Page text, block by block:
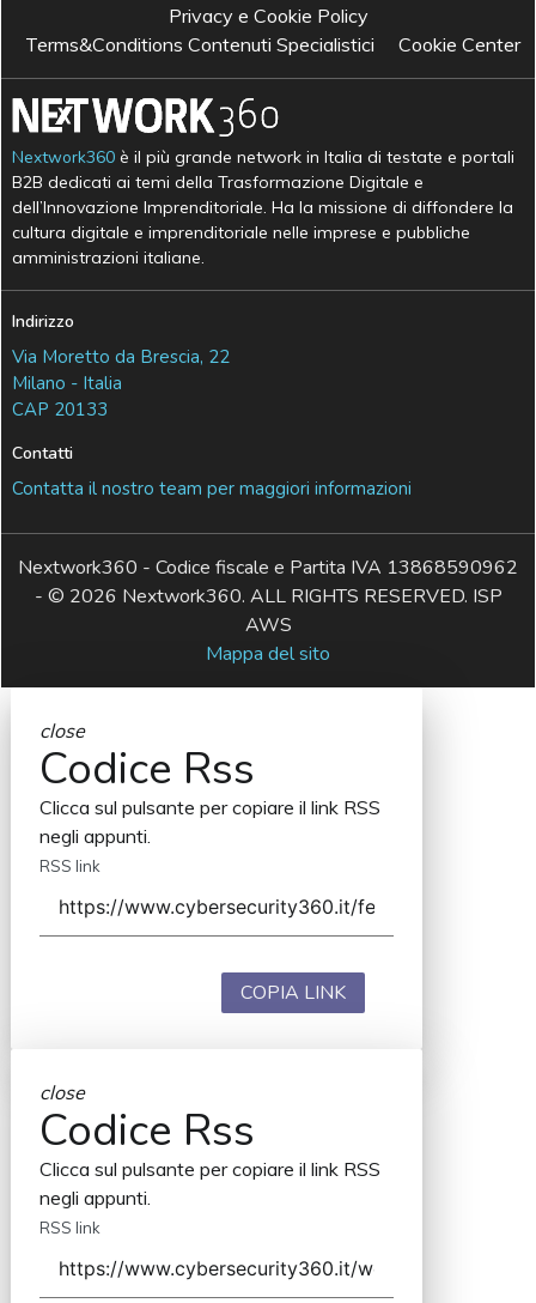
Privacy e Cookie Policy
Terms&Conditions Contenuti Specialistici
Cookie Center
Nextwork360 è il più grande network in Italia di testate e portali
B2B dedicati ai temi della Trasformazione Digitale e
dell’Innovazione Imprenditoriale. Ha la missione di diffondere la
cultura digitale e imprenditoriale nelle imprese e pubbliche
amministrazioni italiane.
Indirizzo
Via Moretto da Brescia, 22
Milano - Italia
CAP 20133
Contatti
Contatta il nostro team per maggiori informazioni
Nextwork360 - Codice fiscale e Partita IVA 13868590962
- © 2026 Nextwork360. ALL RIGHTS RESERVED. ISP
AWS
Mappa del sito
close
Codice Rss
Clicca sul pulsante per copiare il link RSS
negli appunti.
RSS link
COPIA LINK
close
Codice Rss
Clicca sul pulsante per copiare il link RSS
negli appunti.
RSS link